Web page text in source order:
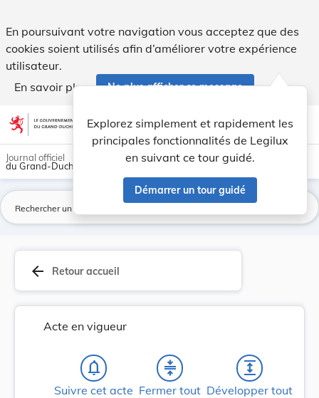
En poursuivant votre navigation vous acceptez que des
cookies soient utilisés afin d’améliorer votre expérience
utilisateur.
En savoir plus
Ne plus afficher ce message
Aller au contenu account_circle help Aide
Explorez simplement et rapidement les
principales fonctionnalités de Legilux
en suivant ce tour guidé.
Démarrer un tour guidé
light_mode dark_mode
Journal officiel
du Grand-Duché de Luxembourg
arrow_back Retour accueil
Acte en vigueur
notifications_none
Suivre cet acte
compress
Fermer tout
expand
Développer tout